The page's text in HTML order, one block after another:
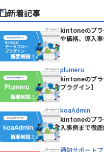
新着記事
kintoneのプラ
や価格、導入
plumeru
kintoneのプ
プラグイン】
koaAdmin
kintoneのプラ
入事例まで徹
通知サポート